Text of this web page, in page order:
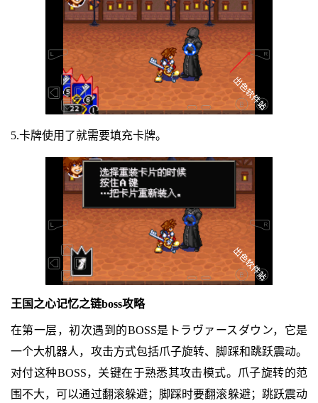
5.卡牌使用了就需要填充卡牌。
王国之心记忆之链boss攻略
在第一层，初次遇到的BOSS是トラヴァースダウン，它是
一个大机器人，攻击方式包括爪子旋转、脚踩和跳跃震动。
对付这种BOSS，关键在于熟悉其攻击模式。爪子旋转的范
围不大，可以通过翻滚躲避；脚踩时要翻滚躲避；跳跃震动